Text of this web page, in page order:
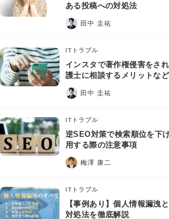
ある投稿への対処法
田中 圭祐
ITトラブル
インスタで著作権侵害をさ
護士に相談するメリットなど
田中 圭祐
ITトラブル
逆SEO対策で検索順位を下
用する際の注意事項
梅澤 康二
ITトラブル
【事例あり】個人情報漏洩
対処法を徹底解説